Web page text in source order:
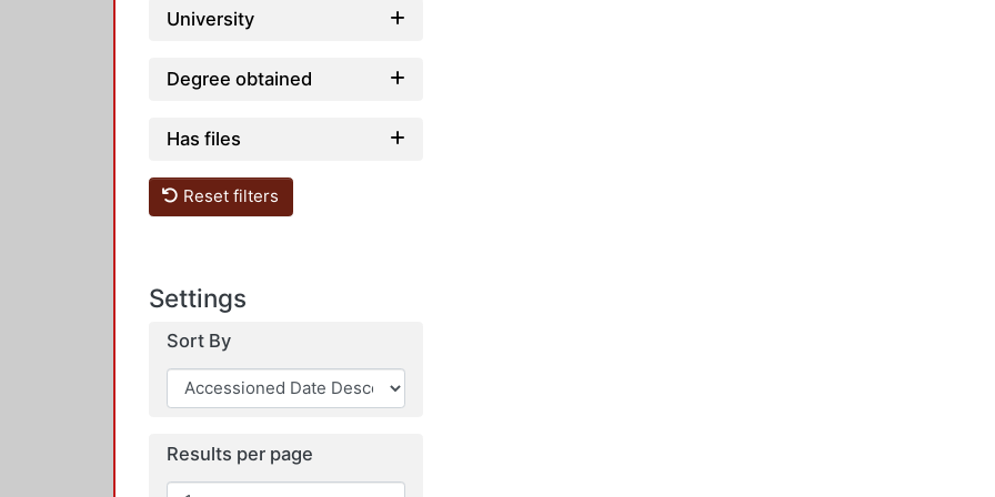
University
Degree obtained
Has files
Reset filters
Settings
Sort By
Results per page